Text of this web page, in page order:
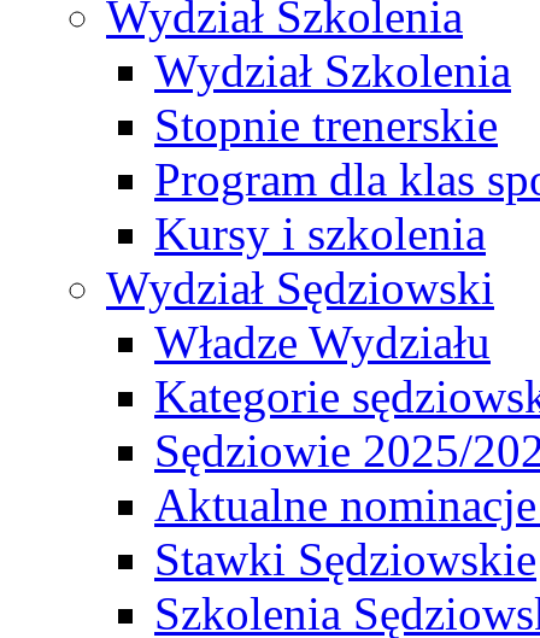
Wydział Szkolenia
Wydział Szkolenia
Stopnie trenerskie
Program dla klas
Kursy i szkolenia
Wydział Sędziowski
Władze Wydziału
Kategorie
Sędziowie 2025/
Aktualne
Stawki Sędziowskie
Szkolenia